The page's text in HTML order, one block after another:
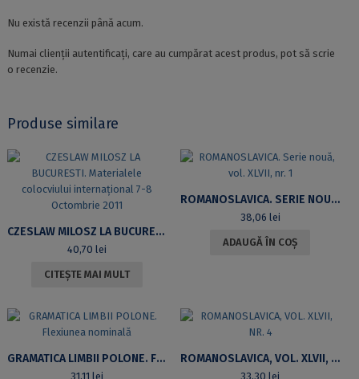
Nu există recenzii până acum.
Numai clienții autentificați, care au cumpărat acest produs, pot să scrie
o recenzie.
Produse similare
CZESLAW MILOSZ LA BUCURESTI. MATERIALELE COLOCVIULUI INTERNAȚIONAL 7-8 OCTOMBRIE 2011
40,70 lei
CITEȘTE MAI MULT
ROMANOSLAVICA. SERIE NOUĂ, VOL. XLVII, NR. 1
38,06 lei
ADAUGĂ ÎN COȘ
GRAMATICA LIMBII POLONE. FLEXIUNEA NOMINALĂ
31,11 lei
ROMANOSLAVICA, VOL. XLVII, NR. 4
33,30lei